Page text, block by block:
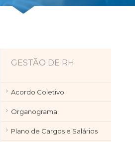
GESTÃO DE RH
Acordo Coletivo
Organograma
Plano de Cargos e Salários